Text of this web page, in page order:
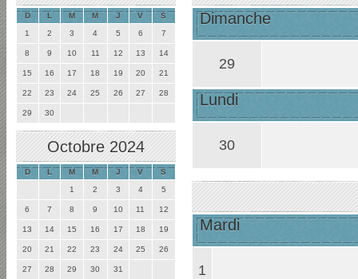
D L M M J V
S
1
2 3 4 5 6 7
8 9 10 11 12 13 14
15 16 17 18 19 20 21
22 23 24 25 26 27 28
29 30
Octobre 2024
D L M M J V
S
1
2 3 4 5
6 7 8 9 10 11 12
13 14 15 16 17 18 19
20 21 22 23 24 25 26
27 28 29 30 31
Dimanche
29
Lundi
30
Mardi
1